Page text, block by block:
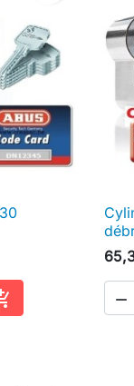
Ajouter au panier
